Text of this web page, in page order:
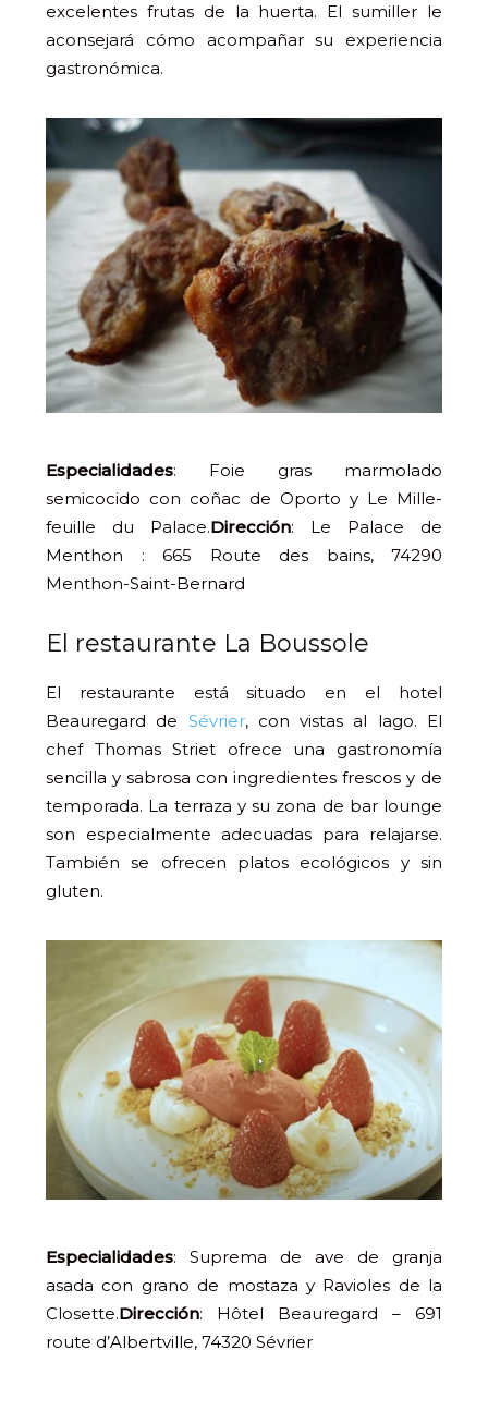
excelentes frutas de la huerta. El sumiller le
aconsejará cómo acompañar su experiencia
gastronómica.
Especialidades: Foie gras marmolado
semicocido con coñac de Oporto y Le Mille-
feuille du Palace.Dirección: Le Palace de
Menthon : 665 Route des bains, 74290
Menthon-Saint-Bernard
El restaurante La Boussole
El restaurante está situado en el hotel
Beauregard de Sévrier, con vistas al lago. El
chef Thomas Striet ofrece una gastronomía
sencilla y sabrosa con ingredientes frescos y de
temporada. La terraza y su zona de bar lounge
son especialmente adecuadas para relajarse.
También se ofrecen platos ecológicos y sin
gluten.
Especialidades: Suprema de ave de granja
asada con grano de mostaza y Ravioles de la
Closette.Dirección: Hôtel Beauregard – 691
route d’Albertville, 74320 Sévrier